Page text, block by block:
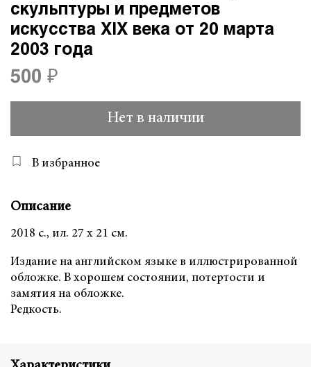
скульптуры и предметов
искусства XIX века от 20 марта
2003 года
500 ₽
Нет в наличии
В избранное
Описание
2018 с., ил. 27 х 21 см.
Издание на английском языке в иллюстрированной
обложке. В хорошем состоянии, потертости и
замятия на обложке.
Редкость.